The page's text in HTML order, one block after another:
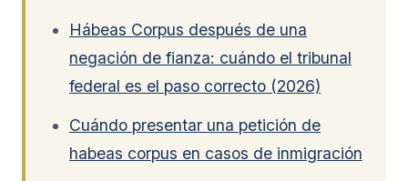
Hábeas Corpus después de una
negación de fianza: cuándo el tribunal
federal es el paso correcto (2026)
Cuándo presentar una petición de
habeas corpus en casos de inmigración